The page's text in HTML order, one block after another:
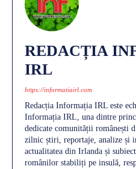
REDACȚIA
IRL
https://informatiairl.com
Redacția Informația IRL este
Informația IRL, una dintre
dedicate comunității românești
zilnic știri, reportaje, analize și
actualitatea din Irlanda și
românilor stabiliți pe insulă,